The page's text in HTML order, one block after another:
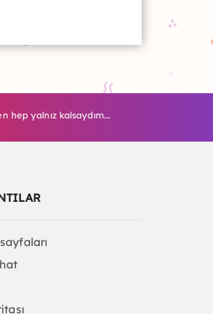
hep yalnız kalsaydım...